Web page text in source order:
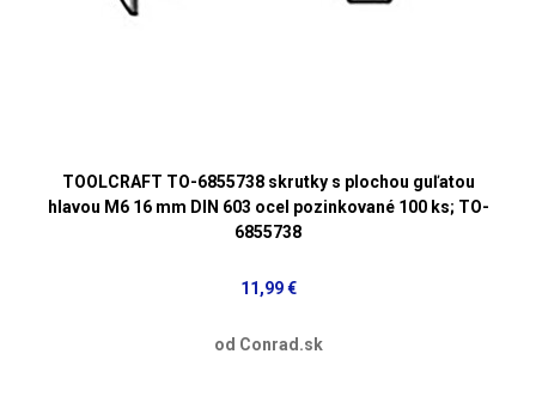
TOOLCRAFT TO-6855738 skrutky s plochou guľatou
hlavou M6 16 mm DIN 603 ocel pozinkované 100 ks; TO-
6855738
11,99 €
od Conrad.sk